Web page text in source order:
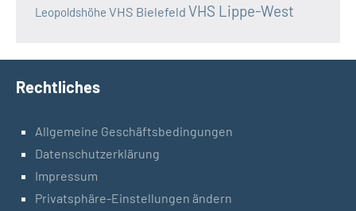
Leopoldshöhe VHS Bielefeld VHS Lippe-West
Rechtliches
Allgemeine Geschäftsbedingungen
Datenschutzerklärung
Impressum
Privatsphäre-Einstellungen ändern